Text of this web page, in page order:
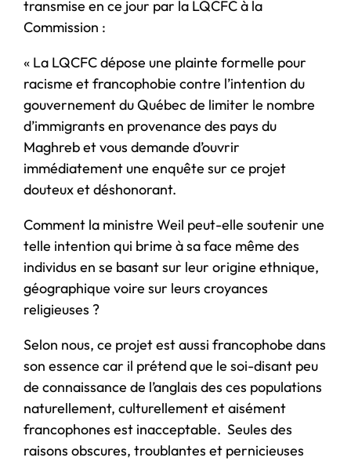
transmise en ce jour par la LQCFC à la
Commission :
« La LQCFC dépose une plainte formelle pour
racisme et francophobie contre l’intention du
gouvernement du Québec de limiter le nombre
d’immigrants en provenance des pays du
Maghreb et vous demande d’ouvrir
immédiatement une enquête sur ce projet
douteux et déshonorant.
Comment la ministre Weil peut-elle soutenir une
telle intention qui brime à sa face même des
individus en se basant sur leur origine ethnique,
géographique voire sur leurs croyances
religieuses ?
Selon nous, ce projet est aussi francophobe dans
son essence car il prétend que le soi-disant peu
de connaissance de l’anglais des ces populations
naturellement, culturellement et aisément
francophones est inacceptable. Seules des
raisons obscures, troublantes et pernicieuses